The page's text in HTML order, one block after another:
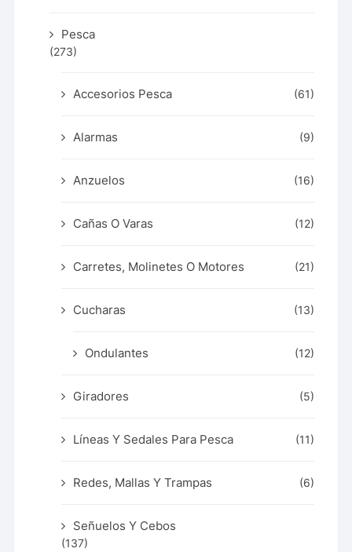
Pesca
(273)
Accesorios Pesca (61)
Alarmas (9)
Anzuelos (16)
Cañas O Varas (12)
Carretes, Molinetes O Motores (21)
Cucharas (13)
Ondulantes (12)
Giradores (5)
Líneas Y Sedales Para Pesca (11)
Redes, Mallas Y Trampas (6)
Señuelos Y Cebos
(137)